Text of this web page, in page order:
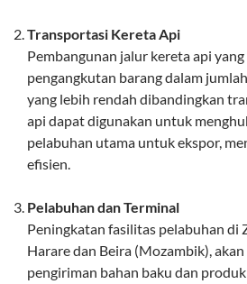
Transportasi Kereta Api
Pembangunan jalur kereta api
pengangkutan barang dalam
yang lebih rendah dibandingkan
api dapat digunakan untuk
pelabuhan utama untuk ekspor,
efisien.
Pelabuhan dan Terminal
Peningkatan fasilitas pelabuhan di
Harare dan Beira (Mozambik),
pengiriman bahan baku dan